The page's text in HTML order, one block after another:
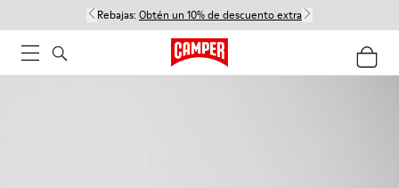
Rebajas: Obtén un 10% de descuento extra